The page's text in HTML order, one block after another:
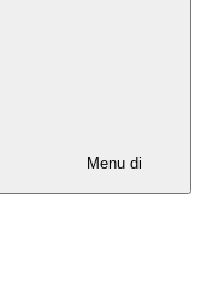
Menu di